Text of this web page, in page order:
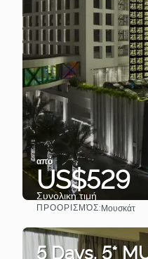
από
US$529
Συνολική τιμή
ΠΡΟΟΡΙΣΜΌΣ:Μουσκάτ
5 Days. 5*